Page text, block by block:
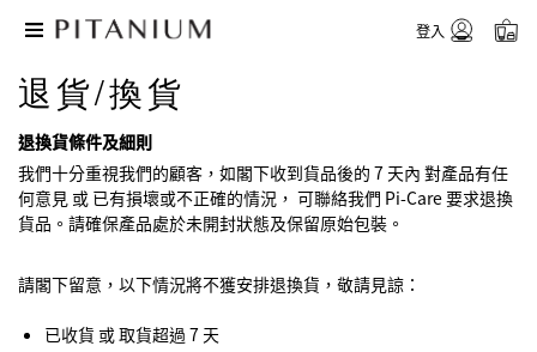
登入
退貨/換貨
退換貨條件及細則
我們十分重視我們的顧客，如閣下收到貨品後的 7 天內 對產品有任
何意見 或 已有損壞或不正確的情況， 可聯絡我們 Pi-Care 要求退換
貨品。請確保產品處於未開封狀態及保留原始包裝。
請閣下留意，以下情況將不獲安排退換貨，敬請見諒：
已收貨 或 取貨超過 7 天